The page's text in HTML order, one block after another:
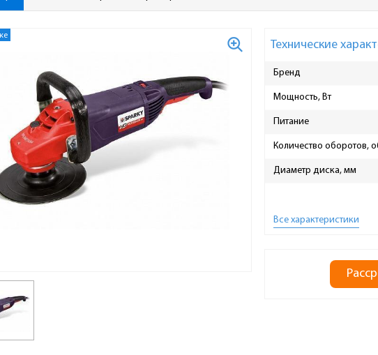
Технические
Бренд
Мощность, Вт
Питание
Количество оборотов,
Диаметр диска, мм
Все характеристики